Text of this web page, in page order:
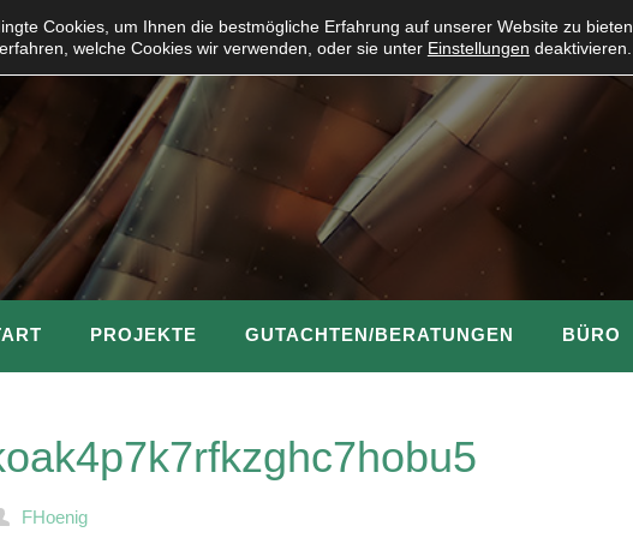
PROJEKTE GUTACHTEN/BERATUNGEN BÜRO
FHoenig
Cookies, um Ihnen die bestmögliche Erfahrung auf unserer Website zu bieten.
welche Cookies wir verwenden, oder sie unter Einstellungen deaktivieren.